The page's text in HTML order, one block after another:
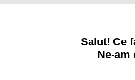
Salut! Ce
Ne-am